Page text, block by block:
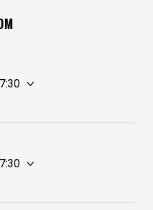
10:00 - 17:30
gesloten